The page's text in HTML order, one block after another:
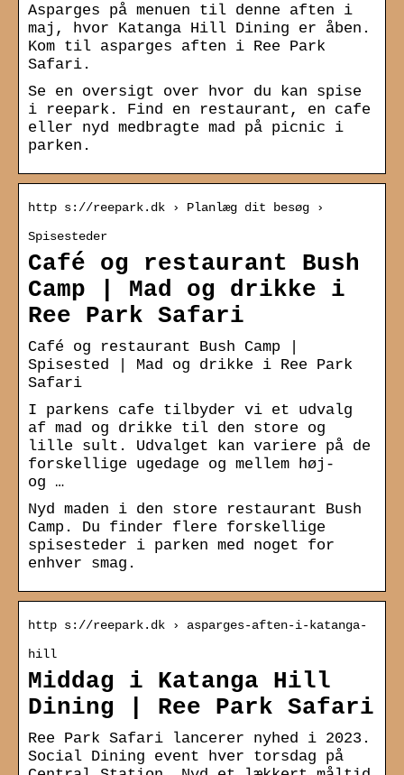
Asparges på menuen til denne aften i
maj, hvor Katanga Hill Dining er åben.
Kom til asparges aften i Ree Park
Safari.
Se en oversigt over hvor du kan spise
i reepark. Find en restaurant, en cafe
eller nyd medbragte mad på picnic i
parken.
http s://reepark.dk › Planlæg dit besøg ›
Spisesteder
Café og restaurant Bush
Camp | Mad og drikke i
Ree Park Safari
Café og restaurant Bush Camp |
Spisested | Mad og drikke i Ree Park
Safari
I parkens cafe tilbyder vi et udvalg
af mad og drikke til den store og
lille sult. Udvalget kan variere på de
forskellige ugedage og mellem høj-
og …
Nyd maden i den store restaurant Bush
Camp. Du finder flere forskellige
spisesteder i parken med noget for
enhver smag.
http s://reepark.dk › asparges-aften-i-katanga-
hill
Middag i Katanga Hill
Dining | Ree Park Safari
Ree Park Safari lancerer nyhed i 2023.
Social Dining event hver torsdag på